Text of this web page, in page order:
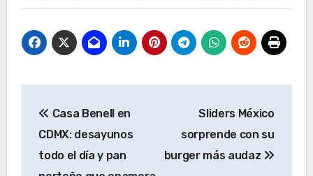
de
entradas
Casa Benell en
CDMX: desayunos
todo el día y pan
Sliders México
sorprende con su
burger más audaz